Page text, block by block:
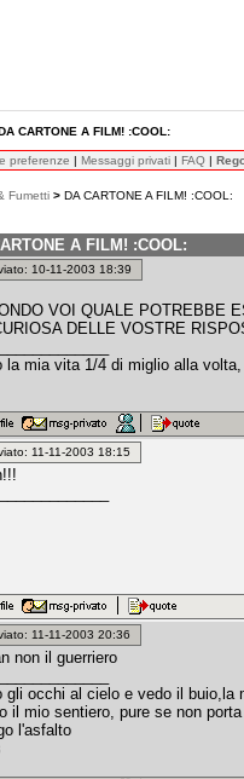
CARTONE A FILM! :COOL:
preferenze | Messaggi privati | FAQ |
Fumetti > DA CARTONE A FILM! :COOL:
A FILM! :COOL:
10-11-2003 18:39
VOI QUALE POTREBBE
DELLE VOSTRE
la mia vita 1/4 di miglio alla
11-11-2003 18:15
11-11-2003 20:36
non il guerriero
gli occhi al cielo e vedo il buio,la
il mio sentiero, pure se non
l'asfalto